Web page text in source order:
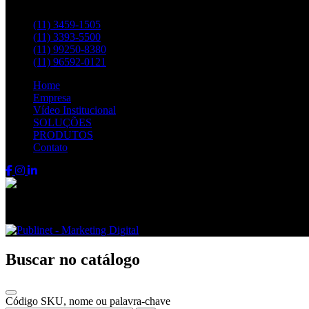
(11) 3459-1505
(11) 3393-5500
(11) 99250-8380
(11) 96592-0121
Home
Empresa
Vídeo Institucional
SOLUÇÕES
PRODUTOS
Contato
Buscar no catálogo
Código SKU, nome ou palavra-chave